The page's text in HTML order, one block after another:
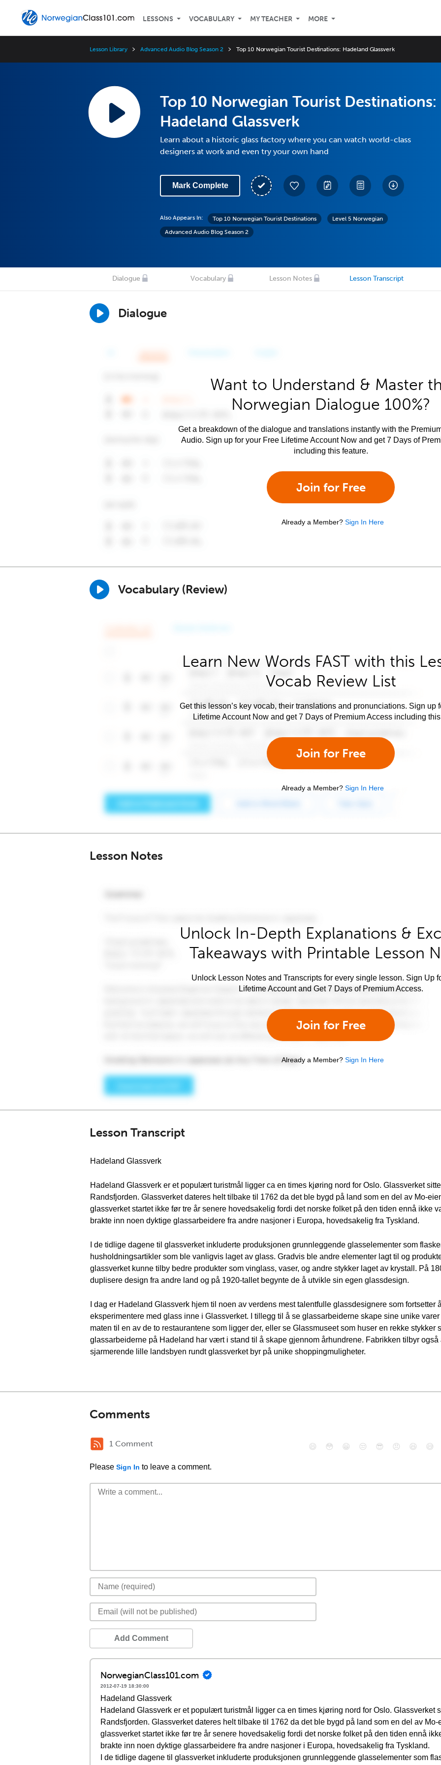
LESSONS VOCABULARY MY TEACHER MORE
Lesson Library Advanced Audio Blog Season 2 Top 10 Norwegian Tourist Destinations: Hadeland Glassverk
Top 10 Norwegian Tourist Destinations:
Hadeland Glassverk
Learn about a historic glass factory where you can watch world-class
designers at work and even try your own hand
Mark Complete
Also Appears In: Top 10 Norwegian Tourist Destinations
Level 5 Norwegian
Advanced Audio Blog Season 2
Dialogue Vocabulary Lesson Notes Lesson Transcript
Dialogue
Want to Understand & Master
Norwegian Dialogue 100%?
Get a breakdown of the dialogue and translations instantly with the
Audio. Sign up for your Free Lifetime Account Now and get 7 Days of
including this feature.
Join for Free
Already a Member? Sign In Here
Vocabulary (Review)
Learn New Words FAST with this
Vocab Review List
Get this lesson’s key vocab, their translations and pronunciations. Sign up
Lifetime Account Now and get 7 Days of Premium Access including
Join for Free
Already a Member? Sign In Here
Lesson Notes
Unlock In-Depth Explanations &
Takeaways with Printable Lesson
Unlock Lesson Notes and Transcripts for every single lesson. Sign Up
Lifetime Account and Get 7 Days of Premium Access.
Join for Free
Already a Member? Sign In Here
Lesson Transcript
Hadeland Glassverk
Hadeland Glassverk er et populært turistmål ligger ca en times kjøring nord for Oslo. Glassverket
Randsfjorden. Glassverket dateres helt tilbake til 1762 da det ble bygd på land som en del av Mo-
glassverket startet ikke før tre år senere hovedsakelig fordi det norske folket på den tiden ennå ikke
brakte inn noen dyktige glassarbeidere fra andre nasjoner i Europa, hovedsakelig fra Tyskland.
I de tidlige dagene til glassverket inkluderte produksjonen grunnleggende glasselementer som
husholdningsartikler som ble vanligvis laget av glass. Gradvis ble andre elementer lagt til og
glassverket kunne tilby bedre produkter som vinglass, vaser, og andre stykker laget av krystall. På
duplisere design fra andre land og på 1920-tallet begynte de å utvikle sin egen glassdesign.
I dag er Hadeland Glassverk hjem til noen av verdens mest talentfulle glassdesignere som fortsetter
eksperimentere med glass inne i Glassverket. I tillegg til å se glassarbeiderne skape sine unike
maten til en av de to restaurantene som ligger der, eller se Glassmuseet som huser en rekke stykker
glassarbeiderne på Hadeland har vært i stand til å skape gjennom århundrene. Fabrikken tilbyr også
sjarmerende lille landsbyen rundt glassverket byr på unike shoppingmuligheter.
Comments
1 Comment
Please Sign In to leave a comment.
😄 😳 😁 😒 😎 😠 😆 😅
Add Comment
NorwegianClass101.com
2012-07-19 18:30:00
Hadeland Glassverk
Hadeland Glassverk er et populært turistmål ligger ca en times kjøring nord for Oslo. Glassverket
Randsfjorden. Glassverket dateres helt tilbake til 1762 da det ble bygd på land som en del av
glassverket startet ikke før tre år senere hovedsakelig fordi det norske folket på den tiden ennå
brakte inn noen dyktige glassarbeidere fra andre nasjoner i Europa, hovedsakelig fra Tyskland.
I de tidlige dagene til glassverket inkluderte produksjonen grunnleggende glasselementer som